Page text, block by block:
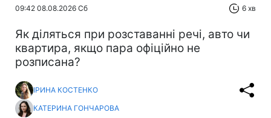
09:42 08.08.2026 Сб 6 хв
Як діляться при розставанні речі, авто чи
квартира, якщо пара офіційно не
розписана?
ІРИНА КОСТЕНКО
КАТЕРИНА ГОНЧАРОВА